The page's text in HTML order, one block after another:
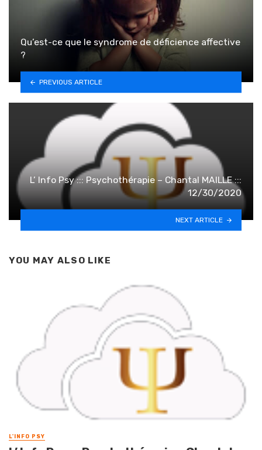
Qu’est-ce que le syndrome de déficience affective
?
PREVIOUS ARTICLE
L’ Info Psy ::: Psychothérapie – Chantal MAILLE :::
12/30/2020
NEXT ARTICLE
YOU MAY ALSO LIKE
L'INFO PSY